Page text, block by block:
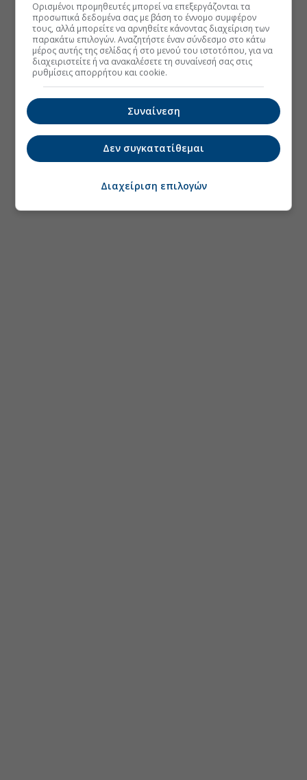
Ορισμένοι προμηθευτές μπορεί να επεξεργάζονται τα
προσωπικά δεδομένα σας με βάση το έννομο συμφέρον
τους, αλλά μπορείτε να αρνηθείτε κάνοντας διαχείριση των
παρακάτω επιλογών. Αναζητήστε έναν σύνδεσμο στο κάτω
μέρος αυτής της σελίδας ή στο μενού του ιστοτόπου, για να
διαχειριστείτε ή να ανακαλέσετε τη συναίνεσή σας στις
ρυθμίσεις απορρήτου και cookie.
Συναίνεση
Δεν συγκατατίθεμαι
Διαχείριση επιλογών